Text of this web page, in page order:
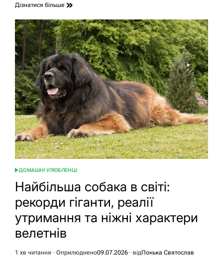
Дізнатися більше
ОПУБЛІКУВАТИ
ДОМАШНІ УЛЮБЛЕНЦІ
Найбільша собака в світі:
рекорди гіганти, реалії
утримання та ніжні характери
велетнів
Орієнтовний
1 хв читання Оприлюднено09.07.2026 відПонька Святослав